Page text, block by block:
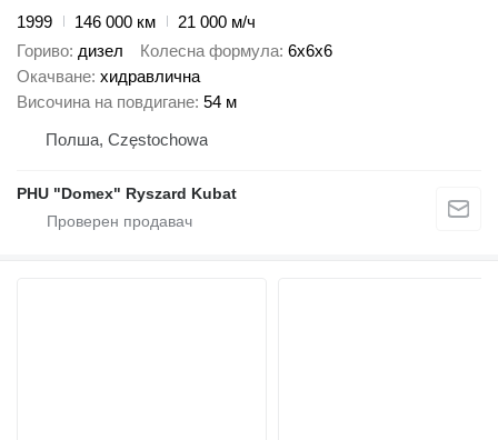
1999
146 000 км
21 000 м/ч
Гориво дизел Колесна формула 6x6x6
Окачване хидравлична
Височина на повдигане 54 м
Полша, Częstochowa
PHU "Domex" Ryszard Kubat